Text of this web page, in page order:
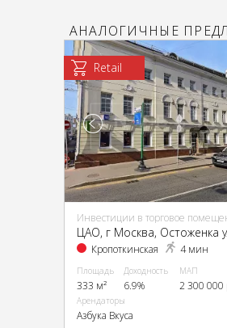
АНАЛОГИЧНЫЕ
Retail
Инвестиции в торговое
ЦАО, г Москва, Остоженка
Кропоткинская 4 мин
Площадь
333 м²
Доходность
6.9%
МАП
2 300 000
Арендаторы
Азбука Вкуса